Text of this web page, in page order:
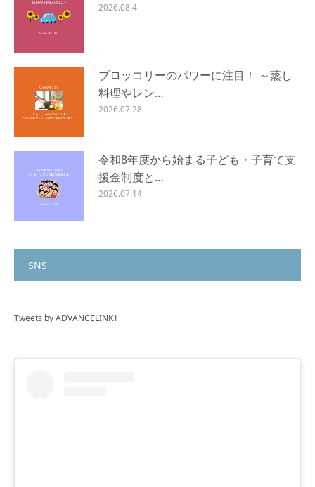
2026.08.4
ブロッコリーのパワーに注目！ ～蒸し
料理やレン…
2026.07.28
令和8年度から始まる子ども・子育て支
援金制度と…
2026.07.14
SNS
Tweets by ADVANCELINK1